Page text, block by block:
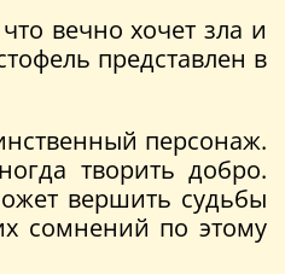
вечно хочет зла и
представлен в
персонаж.
творить добро.
вершить судьбы
сомнений по этому